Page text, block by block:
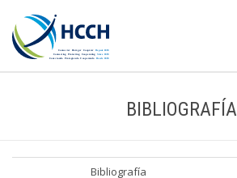
BIBLIOGRAFÍA
Bibliografía